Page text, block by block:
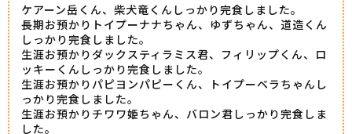
ケアーン岳くん、柴犬竜くんしっかり完食しました。
長期お預かりトイプーナナちゃん、ゆずちゃん、道造くん
しっかり完食しました。
生涯お預かりダックスティラミス君、フィリップくん、ロ
ッキーくんしっかり完食しました。
生涯お預かりパピヨンパピーくん、トイプーベラちゃんし
っかり完食しました。
生涯お預かりチワワ姫ちゃん、バロン君しっかり完食しま
した。